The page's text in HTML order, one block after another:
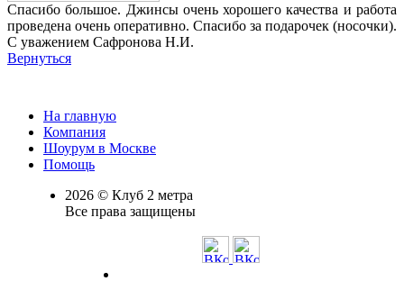
Спасибо большое. Джинсы очень хорошего качества и работа
проведена очень оперативно. Спасибо за подарочек (носочки).
С уважением Сафронова Н.И.
Вернуться
На главную
Компания
Шоурум в Москве
Помощь
2026 © Клуб 2 метра
Все права защищены